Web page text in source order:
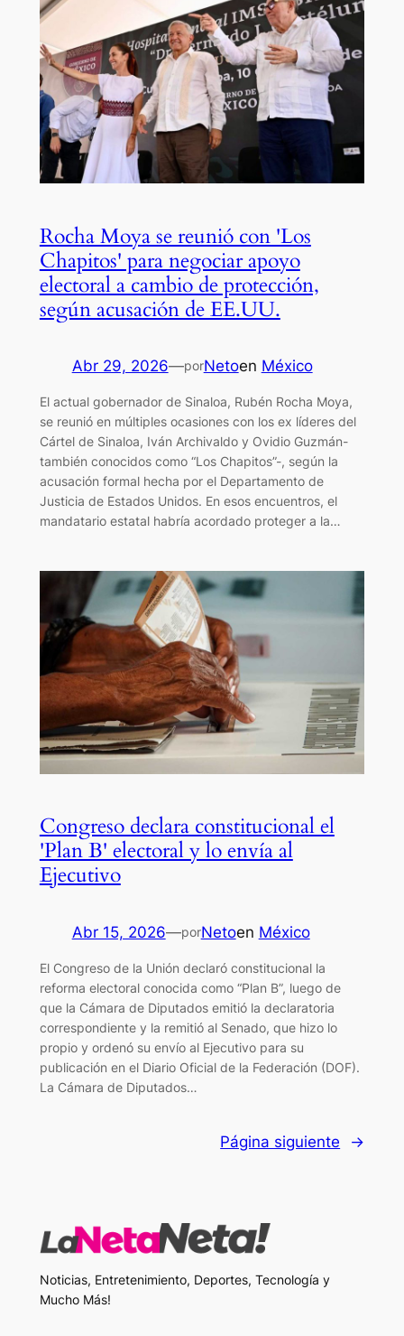
Rocha Moya se reunió con 'Los
Chapitos' para negociar apoyo
electoral a cambio de protección,
según acusación de EE.UU.
Abr 29, 2026—porNetoen México
El actual gobernador de Sinaloa, Rubén Rocha Moya,
se reunió en múltiples ocasiones con los ex líderes del
Cártel de Sinaloa, Iván Archivaldo y Ovidio Guzmán-
también conocidos como “Los Chapitos”-, según la
acusación formal hecha por el Departamento de
Justicia de Estados Unidos. En esos encuentros, el
mandatario estatal habría acordado proteger a la…
Congreso declara constitucional el
'Plan B' electoral y lo envía al
Ejecutivo
Abr 15, 2026—porNetoen México
El Congreso de la Unión declaró constitucional la
reforma electoral conocida como “Plan B”, luego de
que la Cámara de Diputados emitió la declaratoria
correspondiente y la remitió al Senado, que hizo lo
propio y ordenó su envío al Ejecutivo para su
publicación en el Diario Oficial de la Federación (DOF).
La Cámara de Diputados…
Página siguiente →
Noticias, Entretenimiento, Deportes, Tecnología y
Mucho Más!